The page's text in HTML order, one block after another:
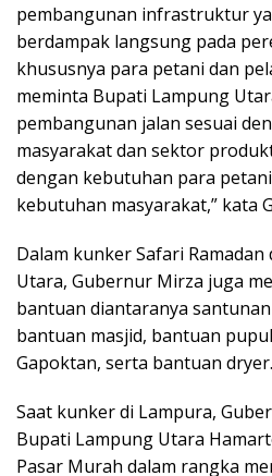
pembangunan infrastruktur
berdampak langsung pada
khususnya para petani dan
meminta Bupati Lampung
pembangunan jalan sesuai
masyarakat dan sektor
dengan kebutuhan para
kebutuhan masyarakat,” kata
Dalam kunker Safari
Utara, Gubernur Mirza juga
bantuan diantaranya
bantuan masjid, bantuan
Gapoktan, serta bantuan dryer.
Saat kunker di Lampura,
Bupati Lampung Utara
Pasar Murah dalam rangka